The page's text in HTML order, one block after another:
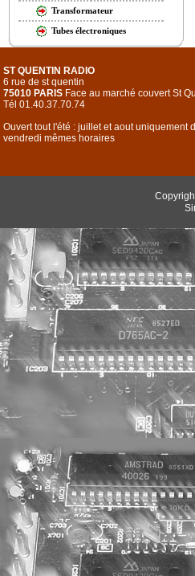
Transformateur
Tubes électroniques
ST QUENTIN RADIO
6 rue de st quentin
75010 PARIS Face au marché couvert St
Tél 01.40.37.70.74
Ouvert tout l'été : juillet et aout uniquement
vendredi mêmes horaires